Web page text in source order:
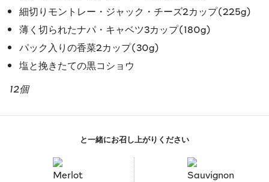
細切りモントレー・ジャック・チーズ2カップ(225g)
薄く切られたナパ・キャベツ3カップ(180g)
パック入りの香菜2カップ(30g)
塩と挽きたての黒コショウ
12個
と一緒にお召し上がりください